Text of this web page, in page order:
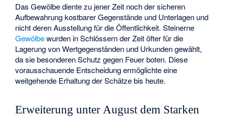
Das Gewölbe diente zu jener Zeit noch der sicheren
Aufbewahrung kostbarer Gegenstände und Unterlagen und
nicht deren Ausstellung für die Öffentlichkeit. Steinerne
Gewölbewurden in Schlössern der Zeit öfter für die
Lagerung von Wertgegenständen und Urkunden gewählt,
da sie besonderen Schutz gegen Feuer boten. Diese
vorausschauende Entscheidung ermöglichte eine
weitgehende Erhaltung der Schätze bis heute.
Erweiterung unter August dem Starken